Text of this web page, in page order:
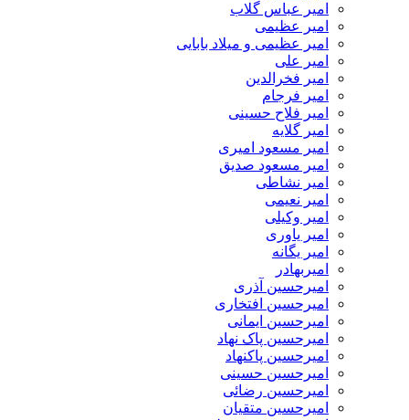
امیر عباس گلاب
امیر عظیمی
امیر عظیمی و میلاد بابایی
امیر علی
امیر فخرالدین
امیر فرجام
امیر فلاح حسینی
امیر گلایه
امیر مسعود امیری
امیر مسعود صدیق
امیر نشاطی
امیر نعیمی
امیر وکیلی
امیر یاوری
امیر یگانه
امیربهادر
امیرحسین آذری
امیرحسین افتخاری
امیرحسین ایمانی
امیرحسین پاک نهاد
امیرحسین پاکنهاد
امیرحسین حسینی
امیرحسین رضائی
امیرحسین متقیان